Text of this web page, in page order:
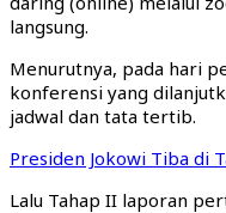
langsung.
Menurutnya, pada hari
konferensi yang
jadwal dan tata tertib.
Presiden Jokowi Tiba di
Lalu Tahap II laporan